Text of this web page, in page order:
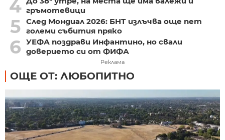
4 гръмотевици
5 След Мондиал 2026: БНТ излъчва още пет
големи събития пряко
6 УЕФА поздрави Инфантино, но свали
доверието си от ФИФА
Реклама
ОЩЕ ОТ: ЛЮБОПИТНО